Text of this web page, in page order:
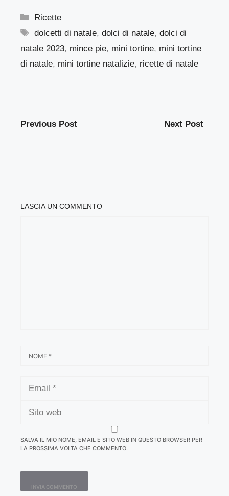
Categorie
Ricette
Tag
dolcetti di natale,dolci di natale,dolci di
natale 2023, mince pie, mini tortine, mini tortine
di natale, mini tortine natalizie, ricette di natale
Previous Post Next Post
LASCIA UN COMMENTO
WEB
SALVA IL MIO NOME, EMAIL E SITO WEB IN QUESTO BROWSER PER
LA PROSSIMA VOLTA CHE COMMENTO.